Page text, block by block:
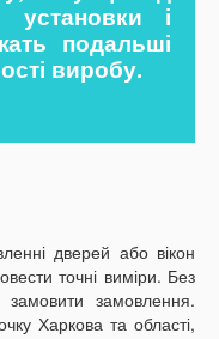
установки і
подальші
виробу.
дверей або вікон
точні виміри. Без
замовлення.
Харкова та області,